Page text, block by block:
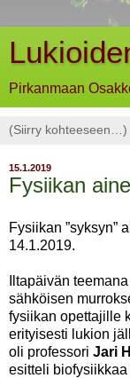
Pirkanmaan
15.1.2019
Fysiikan
Fysiikan ”syksyn”
14.1.2019.
Iltapäivän
sähköisen
fysiikan opettajille
erityisesti lukion
oli professori Jari
esitteli